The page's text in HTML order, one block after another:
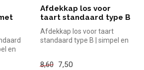
en
Afdekkap los voor
taart standaard type B
Afdekkap los voor taart
standaard type B | simpel en
8,60
7,50